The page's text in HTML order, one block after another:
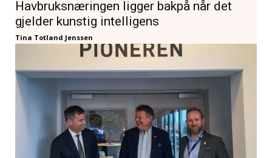
Havbruksnæringen ligger bakpå når det
gjelder kunstig intelligens
Tina Totland Jenssen -